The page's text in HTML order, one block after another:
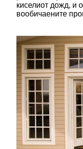
киселиот дожд, и
вообичаените